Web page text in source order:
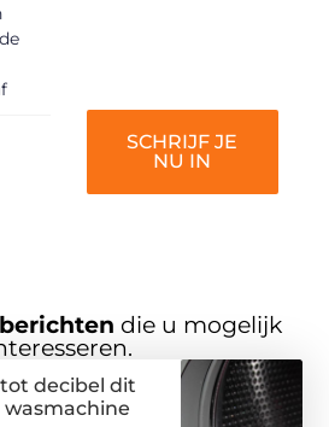
SCHRIJF JE
NU IN
die u mogelijk
decibel dit